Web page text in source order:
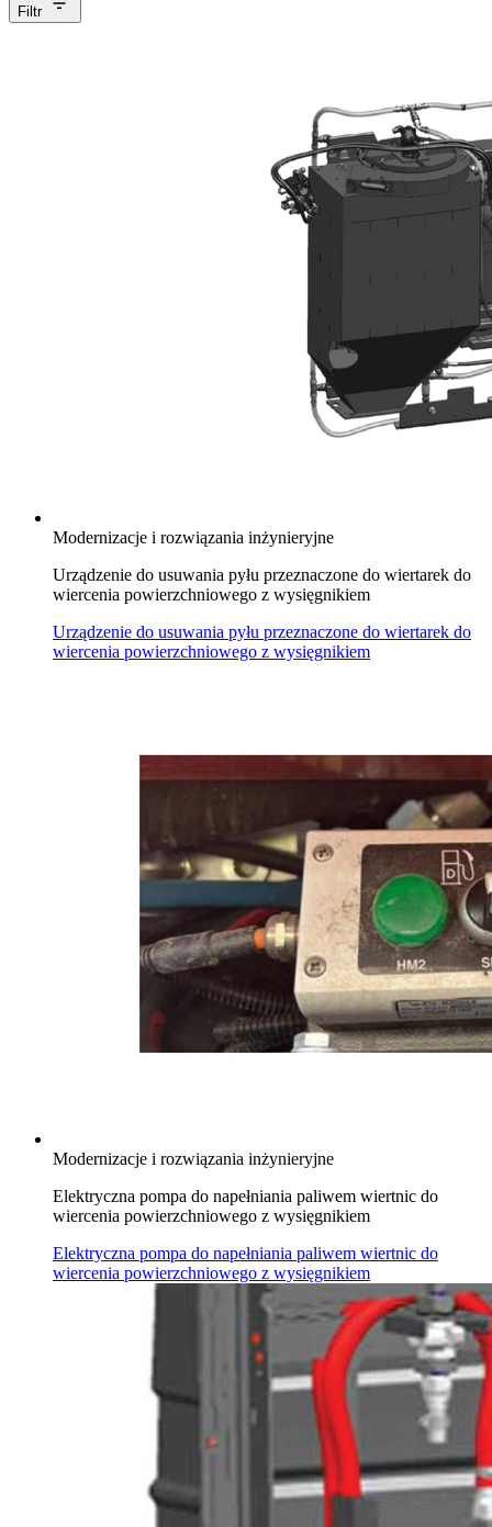
Filtr
Modernizacje i rozwiązania inżynieryjne
Urządzenie do usuwania pyłu przeznaczone do wiertarek do
wiercenia powierzchniowego z wysięgnikiem
Urządzenie do usuwania pyłu przeznaczone do wiertarek do
wiercenia powierzchniowego z wysięgnikiem
Modernizacje i rozwiązania inżynieryjne
Elektryczna pompa do napełniania paliwem wiertnic do
wiercenia powierzchniowego z wysięgnikiem
Elektryczna pompa do napełniania paliwem wiertnic do
wiercenia powierzchniowego z wysięgnikiem